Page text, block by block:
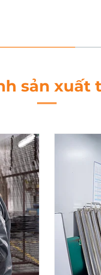
sản xuất